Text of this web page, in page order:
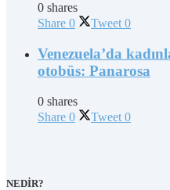
0 shares
Share 0 Tweet 0
Venezuela’da
otobüs: Panarosa
0 shares
Share 0 Tweet 0
NEDİR?